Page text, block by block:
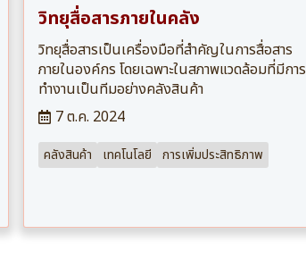
วิทยุสื่อสารภายในคลัง
วิทยุสื่อสารเป็นเครื่องมือที่สำคัญในการสื่อสาร
ภายในองค์กร โดยเฉพาะในสภาพแวดล้อมที่มีการ
ทำงานเป็นทีมอย่างคลังสินค้า
7 ต.ค. 2024
คลังสินค้า เทคโนโลยี การเพิ่มประสิทธิภาพ